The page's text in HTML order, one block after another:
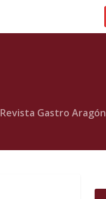
Revista Gastro Aragón